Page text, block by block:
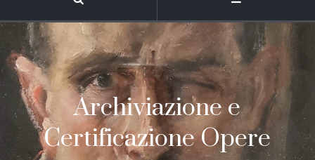
Archiviazione e
Certificazione Opere